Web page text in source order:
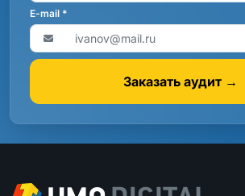
E-mail *
Заказать аудит →